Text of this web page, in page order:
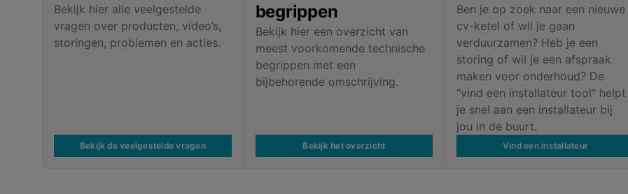
Bekijk hier alle veelgestelde
vragen over producten, video’s,
storingen, problemen en acties.
Bekijk de veelgestelde vragen
begrippen
Bekijk hier een overzicht van
meest voorkomende technische
begrippen met een
bijbehorende omschrijving.
Bekijk het overzicht
Ben je op zoek naar een nieuwe
cv-ketel of wil je gaan
verduurzamen? Heb je een
storing of wil je een afspraak
maken voor onderhoud? De
"vind een installateur tool" helpt
je snel aan een installateur bij
jou in de buurt.
Vind een installateur